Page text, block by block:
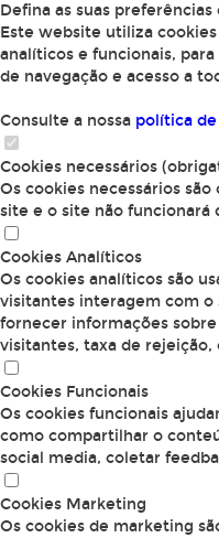
Defina as suas
Este website utiliza
analíticos e funcionais,
de navegação e acesso a
Consulte a nossa política
Cookies necessários
Os cookies necessários
site e o site não funcionará
Cookies Analíticos
Os cookies analíticos são
visitantes interagem com o
fornecer informações
visitantes, taxa de
Cookies Funcionais
Os cookies funcionais
como compartilhar o
social media, coletar
Cookies Marketing
Os cookies de marketing